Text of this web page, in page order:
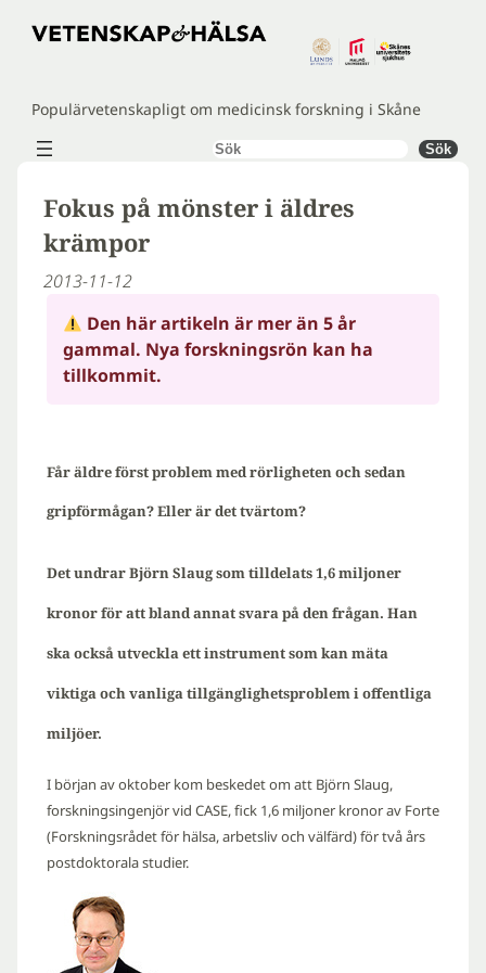
Hoppa
Populärvetenskapligt om medicinsk forskning i Skåne
Sök Sök
Fokus på mönster i äldres
krämpor
2013-11-12
Den här artikeln är mer än 5 år
gammal. Nya forskningsrön kan ha
tillkommit.
Får äldre först problem med rörligheten och sedan
gripförmågan? Eller är det tvärtom?
Det undrar Björn Slaug som tilldelats 1,6 miljoner
kronor för att bland annat svara på den frågan. Han
ska också utveckla ett instrument som kan mäta
viktiga och vanliga tillgänglighetsproblem i offentliga
miljöer.
I början av oktober kom beskedet om att Björn Slaug,
forskningsingenjör vid CASE, fick 1,6 miljoner kronor av Forte
(Forskningsrådet för hälsa, arbetsliv och välfärd) för två års
postdoktorala studier.